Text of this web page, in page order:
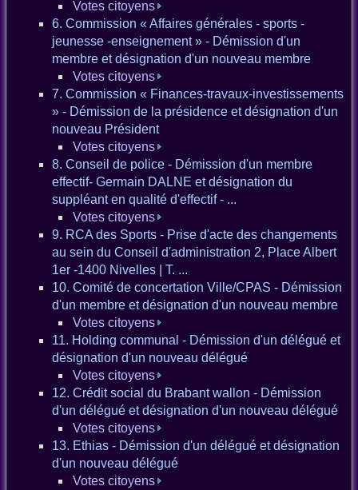
Votes citoyens
6. Commission « Affaires générales - sports -
jeunesse -enseignement » - Démission d'un
membre et désignation d'un nouveau membre
Votes citoyens
7. Commission « Finances-travaux-investissements
» - Démission de la présidence et désignation d'un
nouveau Président
Votes citoyens
8. Conseil de police - Démission d'un membre
effectif- Germain DALNE et désignation du
suppléant en qualité d'effectif - ...
Votes citoyens
9. RCA des Sports - Prise d'acte des changements
au sein du Conseil d'administration 2, Place Albert
1er -1400 Nivelles | T. ...
10. Comité de concertation Ville/CPAS - Démission
d'un membre et désignation d'un nouveau membre
Votes citoyens
11. Holding communal - Démission d'un délégué et
désignation d'un nouveau délégué
Votes citoyens
12. Crédit social du Brabant wallon - Démission
d'un délégué et désignation d'un nouveau délégué
Votes citoyens
13. Ethias - Démission d'un délégué et désignation
d'un nouveau délégué
Votes citoyens